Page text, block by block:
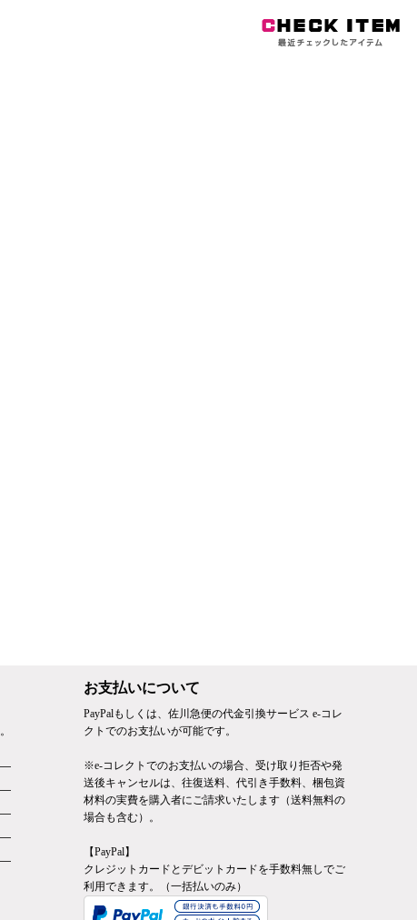
お支払いについて
PayPalもしくは、佐川急便の代金引換サービス e-コレ
クトでのお支払いが可能です。
※e-コレクトでのお支払いの場合、受け取り拒否や発
送後キャンセルは、往復送料、代引き手数料、梱包資
材料の実費を購入者にご請求いたします（送料無料の
場合も含む）。
【PayPal】
クレジットカードとデビットカードを手数料無しでご
利用できます。（一括払いのみ）